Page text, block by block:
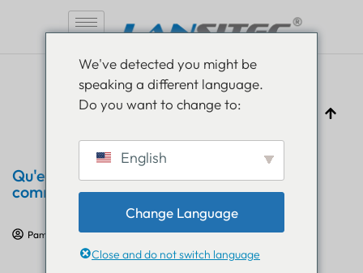
Qu'est-ce que le géorepérage et
comment fonctionne-t-il ?
Pam Luthra 3 novembre 2023 Communiqué de presse
We've detected you might be
speaking a different language.
Do you want to change to:
English
Change Language
Close and do not switch language